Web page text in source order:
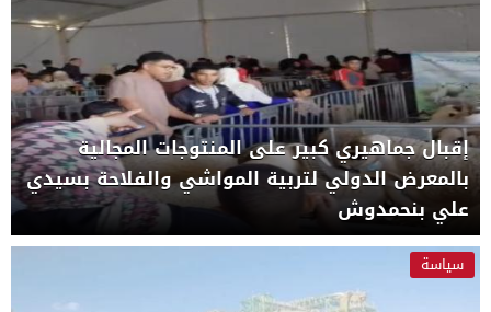
إقبال جماهيري كبير على المنتوجات المجالية
بالمعرض الدولي لتربية المواشي والفلاحة بسيدي
علي بنحمدوش
سياسة